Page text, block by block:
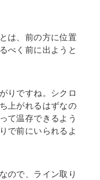
は、前の方に位置
べく前に出ようと
りですね。シクロ
上がれるはずなの
て温存できるよう
で前にいられるよ
ので、ライン取り